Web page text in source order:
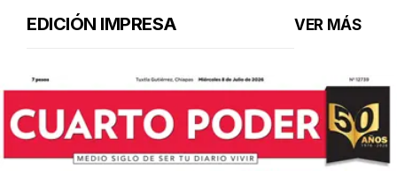
EDICIÓN IMPRESA VER MÁS